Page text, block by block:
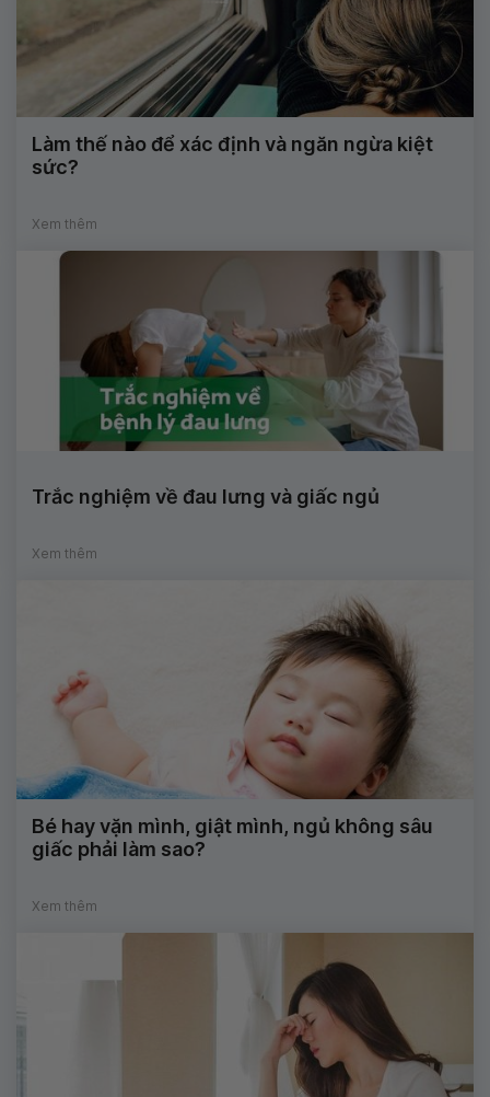
Làm thế nào để xác định và ngăn ngừa kiệt
sức?
Xem thêm
Trắc nghiệm về đau lưng và giấc ngủ
Xem thêm
Bé hay vặn mình, giật mình, ngủ không sâu
giấc phải làm sao?
Xem thêm